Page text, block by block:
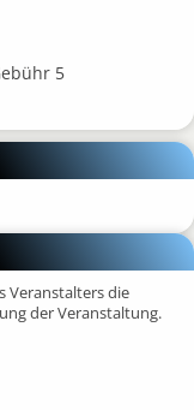
5
Veranstalters die
der Veranstaltung.